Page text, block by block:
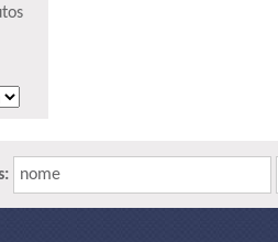
nome